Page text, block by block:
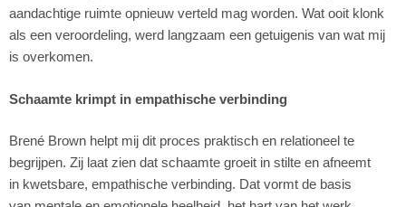
aandachtige ruimte opnieuw verteld mag worden. Wat ooit klonk
als een veroordeling, werd langzaam een getuigenis van wat mij
is overkomen.
Schaamte krimpt in empathische verbinding
Brené Brown helpt mij dit proces praktisch en relationeel te
begrijpen. Zij laat zien dat schaamte groeit in stilte en afneemt
in kwetsbare, empathische verbinding. Dat vormt de basis